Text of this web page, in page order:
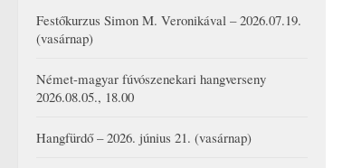
Festőkurzus Simon M. Veronikával – 2026.07.19.
(vasárnap)
Német-magyar fúvószenekari hangverseny
2026.08.05., 18.00
Hangfürdő – 2026. június 21. (vasárnap)